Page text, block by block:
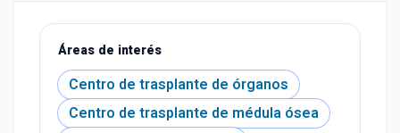
Áreas de interés
Centro de trasplante de órganos
Centro de trasplante de médula ósea